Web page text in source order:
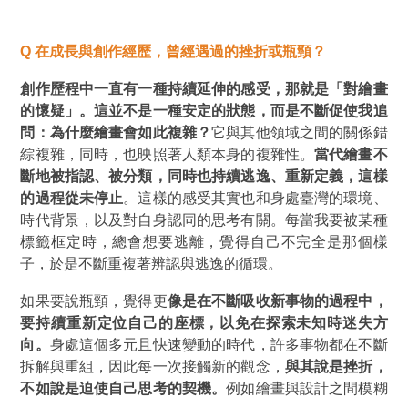
Q 在成長與創作經歷，曾經遇過的挫折或瓶頸？
創作歷程中一直有一種持續延伸的感受，那就是 「對繪畫
的懷疑」 。這並不是一種安定的狀態，而是不斷促使我追
問：為什麼繪畫會如此複雜？它與其他領域之間的關係錯
綜複雜，同時，也映照著人類本身的複雜性。當代繪畫不
斷地被指認、被分類，同時也持續逃逸、重新定義，這樣
的過程從未停止。這樣的感受其實也和身處臺灣的環境、
時代背景，以及對自身認同的思考有關。每當我要被某種
標籤框定時，總會想要逃離，覺得自己不完全是那個樣
子，於是不斷重複著辨認與逃逸的循環。
如果要說瓶頸，覺得更像是在不斷吸收新事物的過程中，
要持續重新定位自己的座標，以免在探索未知時迷失方
向。 身處這個多元且快速變動的時代，許多事物都在不斷
拆解與重組，因此每一次接觸新的觀念， 與其說是挫折，
不如說是迫使自己思考的契機。例如繪畫與設計之間模糊